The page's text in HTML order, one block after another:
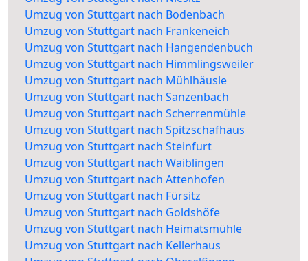
Umzug von Stuttgart nach Bodenbach
Umzug von Stuttgart nach Frankeneich
Umzug von Stuttgart nach Hangendenbuch
Umzug von Stuttgart nach Himmlingsweiler
Umzug von Stuttgart nach Mühlhäusle
Umzug von Stuttgart nach Sanzenbach
Umzug von Stuttgart nach Scherrenmühle
Umzug von Stuttgart nach Spitzschafhaus
Umzug von Stuttgart nach Steinfurt
Umzug von Stuttgart nach Waiblingen
Umzug von Stuttgart nach Attenhofen
Umzug von Stuttgart nach Fürsitz
Umzug von Stuttgart nach Goldshöfe
Umzug von Stuttgart nach Heimatsmühle
Umzug von Stuttgart nach Kellerhaus